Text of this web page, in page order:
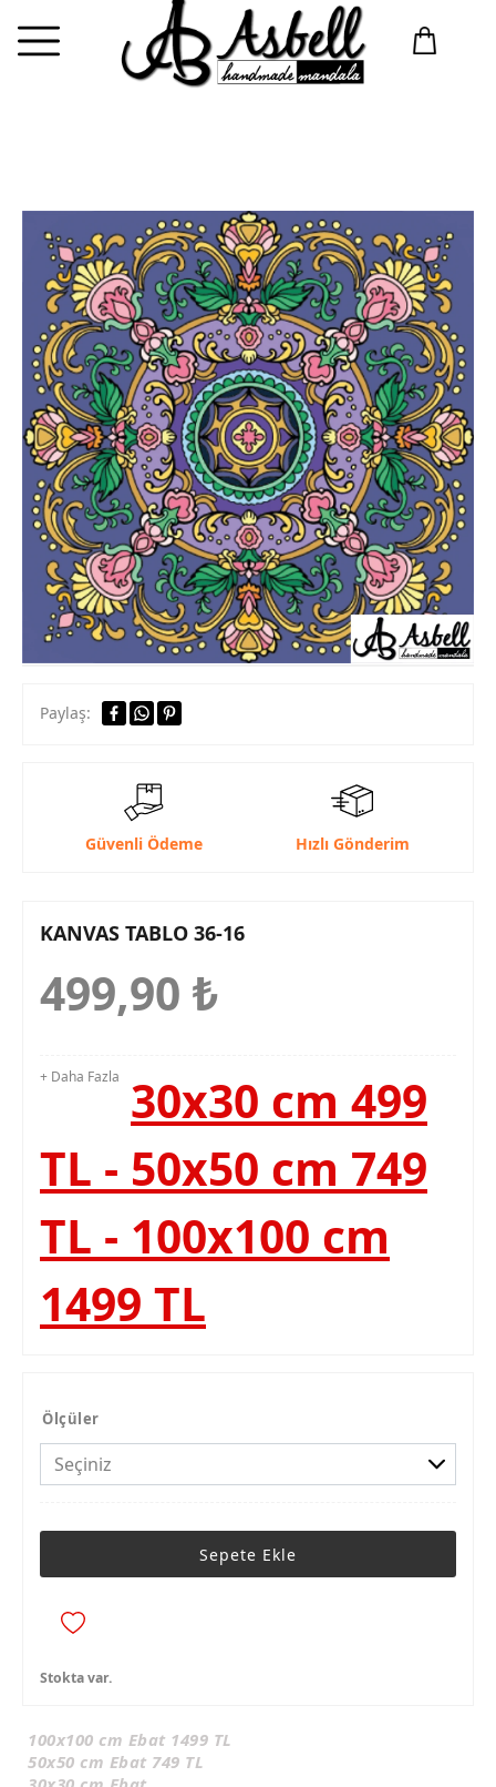
Paylaş:
Güvenli Ödeme Hızlı Gönderim
KANVAS TABLO 36-16
499,90 ₺
+ Daha Fazla
30x30 cm 499
TL - 50x50 cm 749
TL - 100x100 cm
1499 TL
Ölçüler
Sepete Ekle
Stokta var.
100x100 cm Ebat 1499 TL
50x50 cm Ebat 749 TL